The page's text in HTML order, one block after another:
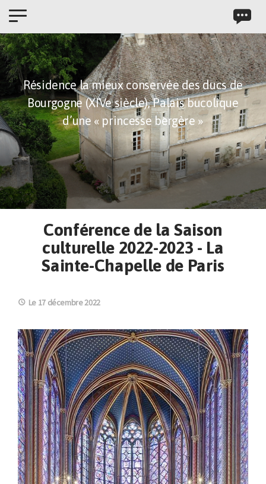
Résidence la mieux conservée des ducs de
Bourgogne (XIVe siècle),Palais bucolique
d’une « princesse bergère »
Conférence de la Saison
culturelle 2022-2023 - La
Sainte-Chapelle de Paris
Le 17 décembre 2022
Panneau de gestion des cookies